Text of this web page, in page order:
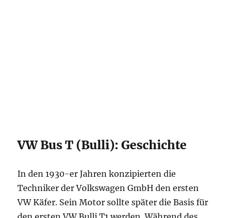
VW Bus T (Bulli): Geschichte
In den 1930-er Jahren konzipierten die
Techniker der Volkswagen GmbH den ersten
VW Käfer. Sein Motor sollte später die Basis für